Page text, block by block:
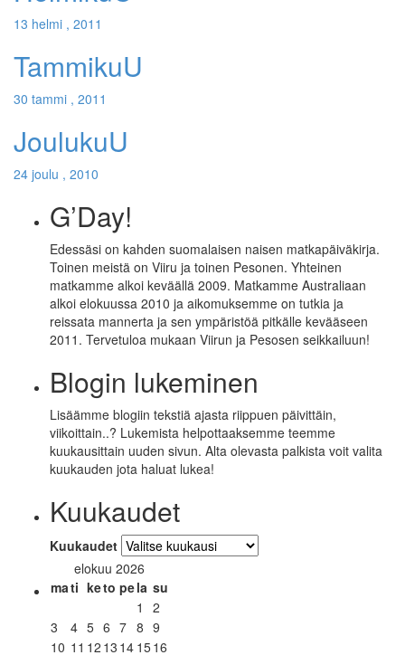
13 helmi , 2011
TammikuU
30 tammi , 2011
JoulukuU
24 joulu , 2010
G’Day!
Edessäsi on kahden suomalaisen naisen matkapäiväkirja.
Toinen meistä on Viiru ja toinen Pesonen. Yhteinen
matkamme alkoi keväällä 2009. Matkamme Australiaan
alkoi elokuussa 2010 ja aikomuksemme on tutkia ja
reissata mannerta ja sen ympäristöä pitkälle kevääseen
2011. Tervetuloa mukaan Viirun ja Pesosen seikkailuun!
Blogin lukeminen
Lisäämme blogiin tekstiä ajasta riippuen päivittäin,
viikoittain..? Lukemista helpottaaksemme teemme
kuukausittain uuden sivun. Alta olevasta palkista voit valita
kuukauden jota haluat lukea!
Kuukaudet
Kuukaudet
elokuu 2026
mati keto pela su
1
2
3
4 5 6 7 8 9
10 11 12 13 14 1516